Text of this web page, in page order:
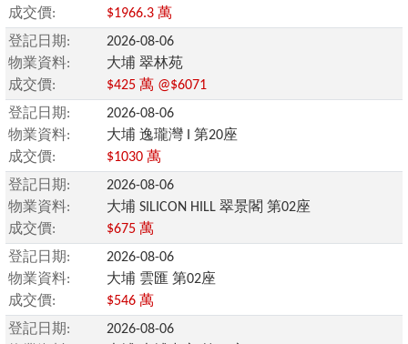
成交價:
$1966.3 萬
登記日期:
2026-08-06
物業資料:
大埔 翠林苑
成交價:
$425 萬 @$6071
登記日期:
2026-08-06
物業資料:
大埔 逸瓏灣 I 第20座
成交價:
$1030 萬
登記日期:
2026-08-06
物業資料:
大埔 SILICON HILL 翠景閣 第02座
成交價:
$675 萬
登記日期:
2026-08-06
物業資料:
大埔 雲匯 第02座
成交價:
$546 萬
登記日期:
2026-08-06